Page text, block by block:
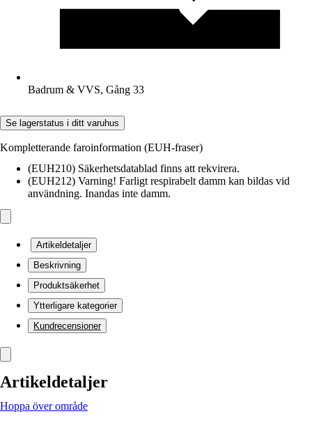
Badrum & VVS, Gång 33
Se lagerstatus i ditt varuhus
Kompletterande faroinformation (EUH-fraser)
(EUH210) Säkerhetsdatablad finns att rekvirera.
(EUH212) Varning! Farligt respirabelt damm kan bildas vid
användning. Inandas inte damm.
Artikeldetaljer
Beskrivning
Produktsäkerhet
Ytterligare kategorier
Kundrecensioner
Artikeldetaljer
Hoppa över område